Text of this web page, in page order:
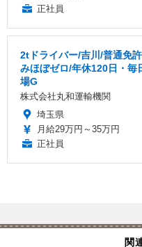
正社員
2tドライバー/吉川/普通免
みほぼゼロ/年休120日・毎
場G
株式会社丸和運輸機関
埼玉県
月給29万円～35万円
正社員
関